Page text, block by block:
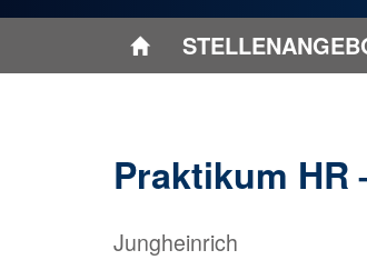
Praktikum
Jungheinrich